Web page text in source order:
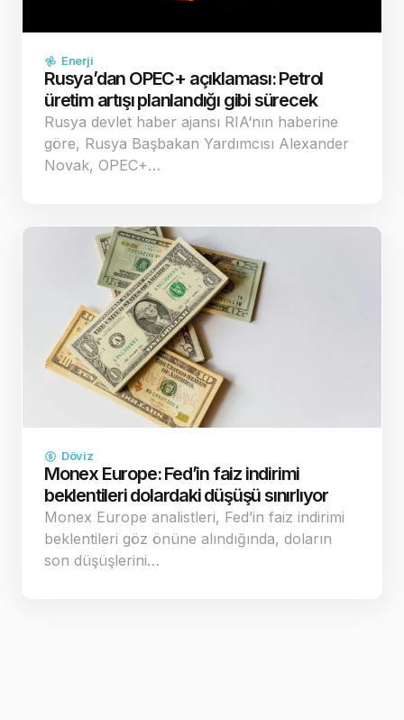
Enerji
Rusya’dan OPEC+ açıklaması: Petrol
üretim artışı planlandığı gibi sürecek
Rusya devlet haber ajansı RIA‘nın haberine
göre, Rusya Başbakan Yardımcısı Alexander
Novak, OPEC+…
Döviz
Monex Europe: Fed’in faiz indirimi
beklentileri dolardaki düşüşü sınırlıyor
Monex Europe analistleri, Fed’in faiz indirimi
beklentileri göz önüne alındığında, doların
son düşüşlerini…